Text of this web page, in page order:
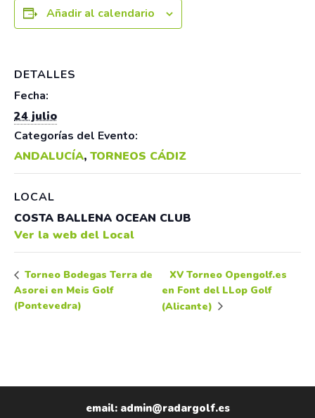
Añadir al calendario
DETALLES
Fecha:
24 julio
Categorías del Evento:
ANDALUCÍA, TORNEOS CÁDIZ
LOCAL
COSTA BALLENA OCEAN CLUB
Ver la web del Local
Torneo Bodegas Terra de
Asorei en Meis Golf
(Pontevedra)
XV Torneo Opengolf.es
en Font del LLop Golf
(Alicante)
email: admin@radargolf.es